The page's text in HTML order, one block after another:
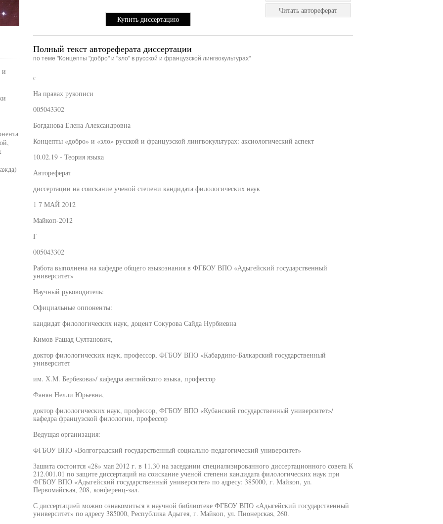
Купить диссертацию
Читать автореферат
Полный текст автореферата диссертации
по теме "Концепты "добро" и "зло" в русской и французской лингвокультурах"
с
На правах рукописи
005043302
Богданова Елена Александровна
Концепты «добро» и «зло» русской и французской лингвокультурах: аксиологический аспект
10.02.19 - Теория языка
Автореферат
диссертации на соискание ученой степени кандидата филологических наук
1 7 МАЙ 2012
Майкоп-2012
Г
005043302
Работа выполнена на кафедре общего языкознания в ФГБОУ ВПО «Адыгейский государственный
университет»
Научный руководитель:
Официальные оппоненты:
кандидат филологических наук, доцент Сокурова Сайда Нурбиевна
Кимов Рашад Султанович,
доктор филологических наук, профессор, ФГБОУ ВПО «Кабардино-Балкарский государственный
университет
им. Х.М. Бербекова»/ кафедра английского языка, профессор
Фанян Нелли Юрьевна,
доктор филологических наук, профессор, ФГБОУ ВПО «Кубанский государственный университет»/
кафедра французской филологии, профессор
Ведущая организация:
ФГБОУ ВПО «Волгоградский государственный социально-педагогический университет»
Зашита состоится «28» мая 2012 г. в 11.30 на заседании специализированного диссертационного совета К
212.001.01 по защите диссертаций на соискание ученой степени кандидата филологических наук при
ФГБОУ ВПО «Адыгейский государственный университет» по адресу: 385000, г. Майкоп, ул.
Первомайская, 208, конференц-зал.
С диссертацией можно ознакомиться в научной библиотеке ФГБОУ ВПО «Адыгейский государственный
университет» по адресу 385000, Республика Адыгея, г. Майкоп, ул. Пионерская, 260.
и